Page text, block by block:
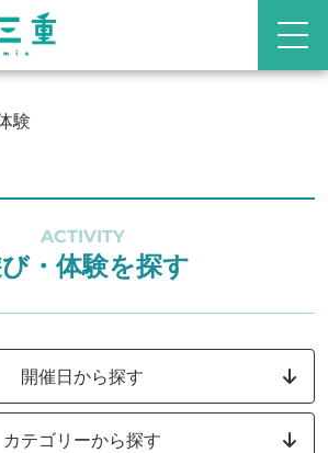
験
ACTIVITY
・体験を探す
開催日から探す
カテゴリーから探す